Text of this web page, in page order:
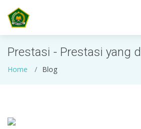
Prestasi - Prestasi yang
Home Blog